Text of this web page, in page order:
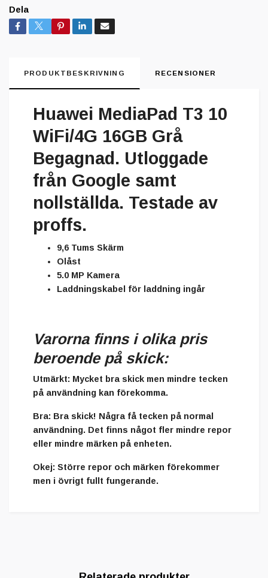
Dela
PRODUKTBESKRIVNING RECENSIONER
Huawei MediaPad T3 10
WiFi/4G 16GB Grå
Begagnad. Utloggade
från Google samt
nollställda. Testade av
proffs.
9,6 Tums Skärm
Olåst
5.0 MP Kamera
Laddningskabel för laddning ingår
Varorna finns i olika pris
beroende på skick:
Utmärkt: Mycket bra skick men mindre tecken
på användning kan förekomma.
Bra: Bra skick! Några få tecken på normal
användning. Det finns något fler mindre repor
eller mindre märken på enheten.
Okej: Större repor och märken förekommer
men i övrigt fullt fungerande.